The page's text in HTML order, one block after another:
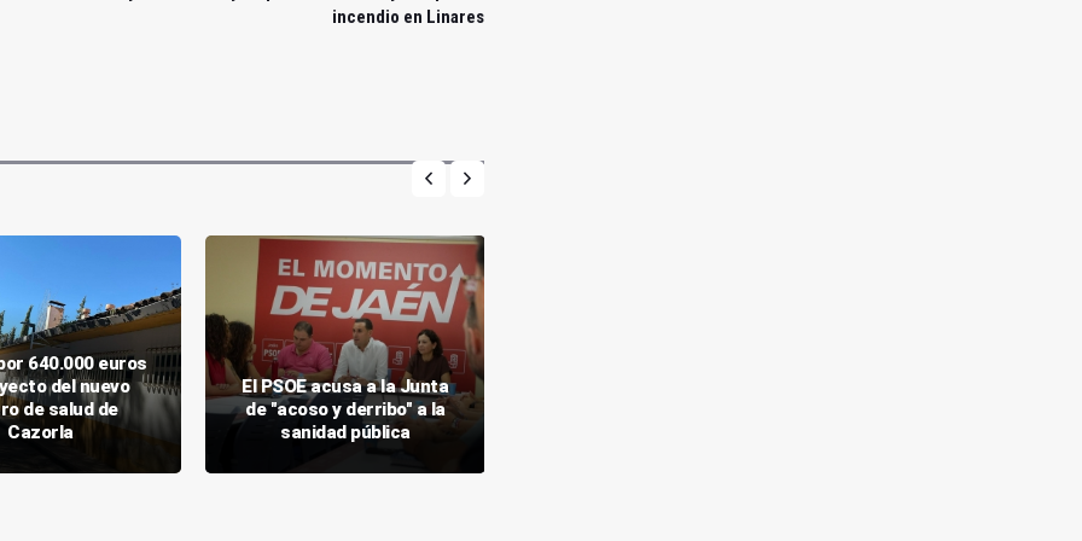
incendio en Linares
640.000 euros
del nuevo
de salud de
Cazorla
El PSOE acusa a la Junta
de "acoso y derribo" a la
sanidad pública